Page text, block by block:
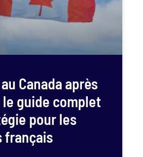
Canada après
le guide complet
pour les
français